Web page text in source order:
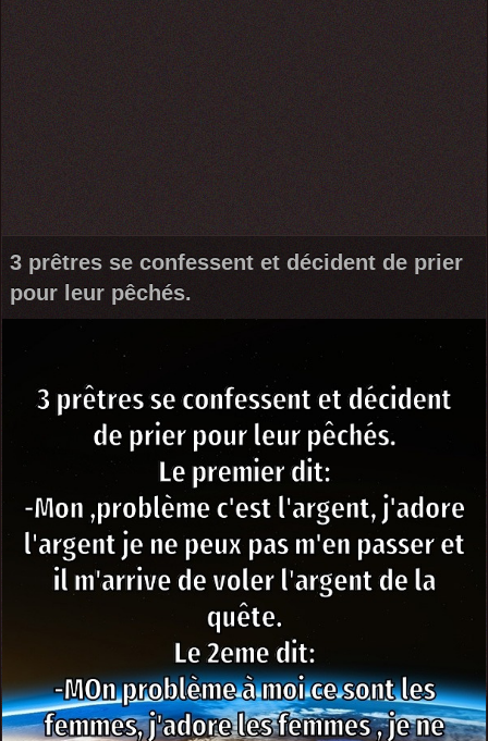
3 prêtres se confessent et décident de prier
pour leur pêchés.